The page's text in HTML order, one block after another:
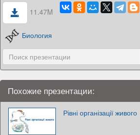
11.47M
Биология
Похожие презентации:
Рівні організації живого